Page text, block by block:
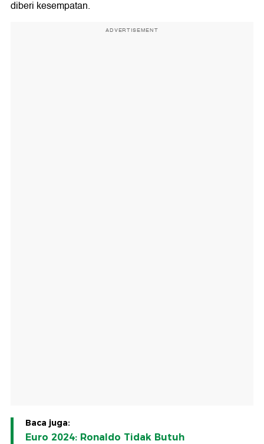
diberi kesempatan.
ADVERTISEMENT
Baca juga:
Euro 2024: Ronaldo Tidak Butuh